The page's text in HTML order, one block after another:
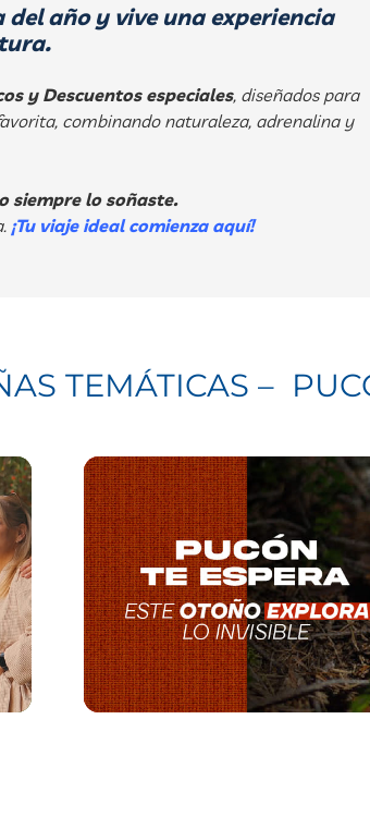
del año y vive una experiencia
y Descuentos especiales, diseñados para
combinando naturaleza, adrenalina y
siempre lo soñaste.
¡Tu viaje ideal comienza aquí!
TEMÁTICAS –